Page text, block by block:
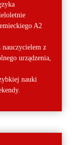
A2
z
urządzenia,
nauki